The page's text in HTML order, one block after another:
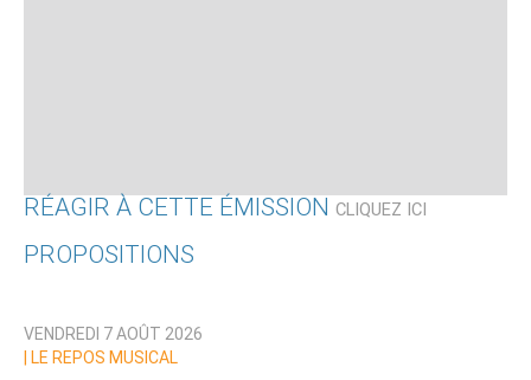
RÉAGIR À CETTE ÉMISSION CLIQUEZ ICI
Nom
PROPOSITIONS
VENDREDI 7 AOÛT 2026
LE REPOS MUSICAL